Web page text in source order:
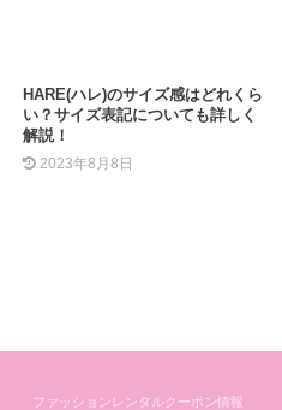
HARE(ハレ)のサイズ感はどれくら
い？サイズ表記についても詳しく
解説！
2023年8月8日
ファッションレンタルクーポン情報